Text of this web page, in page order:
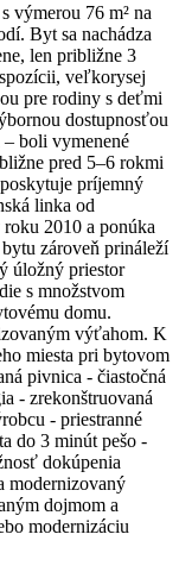
výmerou 76 m² na
Byt sa nachádza
len približne 3
veľkorysej
pre rodiny s deťmi
dostupnosťou
boli vymenené
pred 5–6 rokmi
príjemný
linka od
2010 a ponúka
zároveň prináleží
úložný priestor
s množstvom
domu.
výťahom. K
miesta pri bytovom
pivnica - čiastočná
- zrekonštruovaná
- priestranné
do 3 minút pešo -
dokúpenia
modernizovaný
dojmom a
modernizáciu